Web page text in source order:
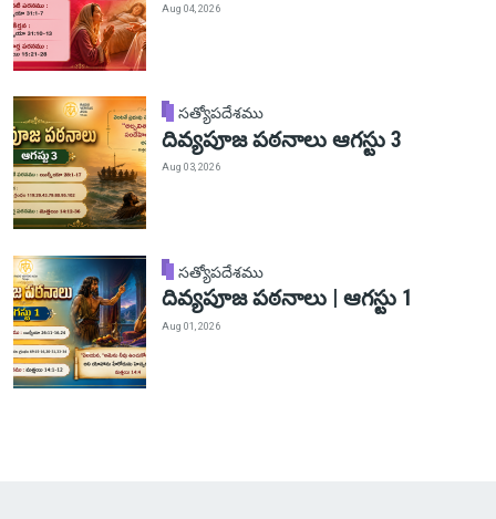
Aug 04, 2026
సత్యోపదేశము
దివ్యపూజ పఠనాలు ఆగస్టు 3
Aug 03, 2026
సత్యోపదేశము
దివ్యపూజ పఠనాలు | ఆగస్టు 1
Aug 01, 2026